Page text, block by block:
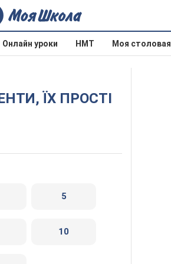
Онлайн уроки НМТ Моя столовая
5
10